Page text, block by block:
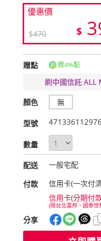
優惠價
$
$470
贈點 贈4%點
刷中國信託 ALL
顏色 無
型號
數量
配送
一般宅配
付款
信用卡(一次付
信用卡(分期付
(限台北富邦、國泰
分享